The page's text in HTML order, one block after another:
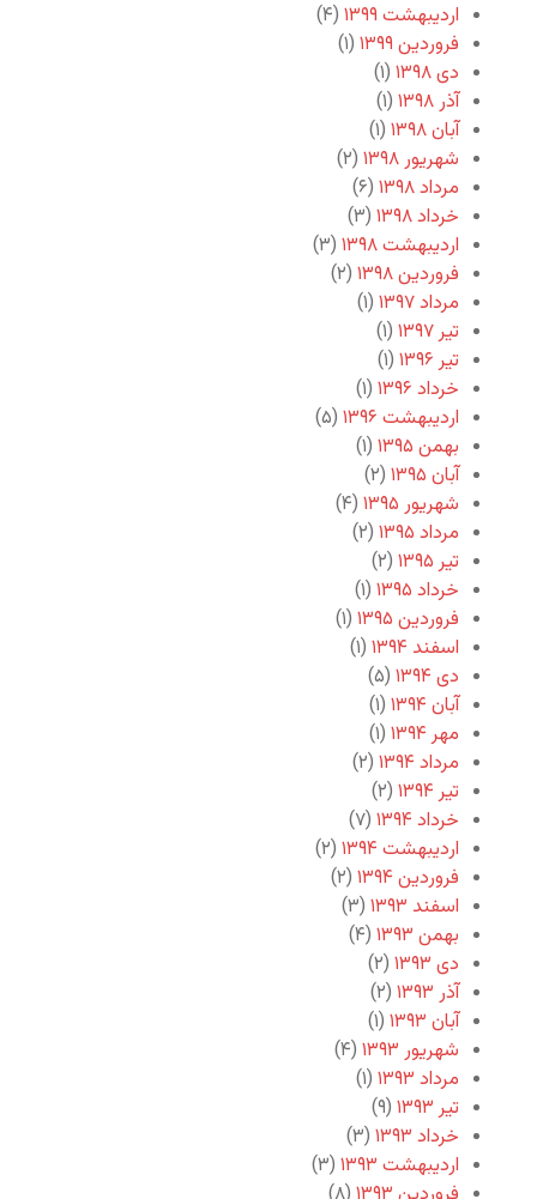
اردیبهشت ۱۳۹۹
(۴)
فروردین ۱۳۹۹
(۱)
دی ۱۳۹۸
(۱)
آذر ۱۳۹۸
(۱)
آبان ۱۳۹۸
(۱)
شهریور ۱۳۹۸
(۲)
مرداد ۱۳۹۸
(۶)
خرداد ۱۳۹۸
(۳)
اردیبهشت ۱۳۹۸
(۳)
فروردین ۱۳۹۸
(۲)
مرداد ۱۳۹۷
(۱)
تیر ۱۳۹۷
(۱)
تیر ۱۳۹۶
(۱)
خرداد ۱۳۹۶
(۱)
اردیبهشت ۱۳۹۶
(۵)
بهمن ۱۳۹۵
(۱)
آبان ۱۳۹۵
(۲)
شهریور ۱۳۹۵
(۴)
مرداد ۱۳۹۵
(۲)
تیر ۱۳۹۵
(۲)
خرداد ۱۳۹۵
(۱)
فروردین ۱۳۹۵
(۱)
اسفند ۱۳۹۴
(۱)
دی ۱۳۹۴
(۵)
آبان ۱۳۹۴
(۱)
مهر ۱۳۹۴
(۱)
مرداد ۱۳۹۴
(۲)
تیر ۱۳۹۴
(۲)
خرداد ۱۳۹۴
(۷)
اردیبهشت ۱۳۹۴
(۲)
فروردین ۱۳۹۴
(۲)
اسفند ۱۳۹۳
(۳)
بهمن ۱۳۹۳
(۴)
دی ۱۳۹۳
(۲)
آذر ۱۳۹۳
(۲)
آبان ۱۳۹۳
(۱)
شهریور ۱۳۹۳
(۴)
مرداد ۱۳۹۳
(۱)
تیر ۱۳۹۳
(۹)
خرداد ۱۳۹۳
(۳)
اردیبهشت ۱۳۹۳
(۳)